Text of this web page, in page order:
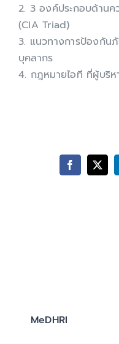
2. 3 องค์ประกอบด้าน
(CIA Triad)
3. แนวทางการป้องกัน
บุคลากร
4. กฎหมายไอที ที่ผู้บริห
Facebook
X
MeDHRI